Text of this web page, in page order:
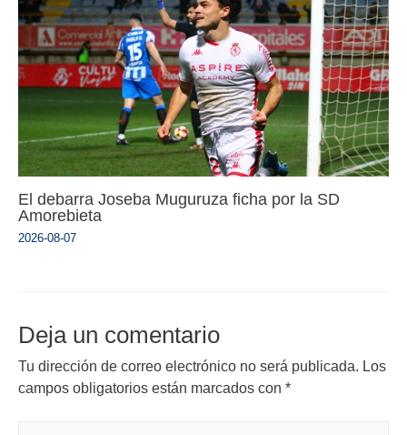
El debarra Joseba Muguruza ficha por la SD
Amorebieta
2026-08-07
Deja un comentario
Tu dirección de correo electrónico no será publicada. Los
campos obligatorios están marcados con *